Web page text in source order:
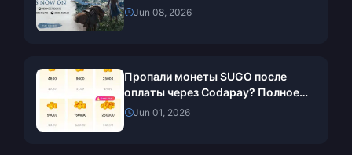
года и руководство по загрузке
Jun 08, 2026
Пропали монеты SUGO после
оплаты через Codapay? Полное
руководство по восстановлению
Jun 01, 2026